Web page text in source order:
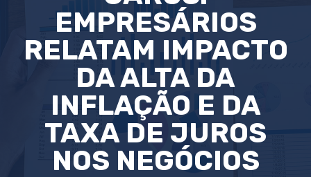
EMPRESÁRIOS
RELATAM IMPACTO
DA ALTA DA
INFLAÇÃO E DA
TAXA DE JUROS
NOS NEGÓCIOS